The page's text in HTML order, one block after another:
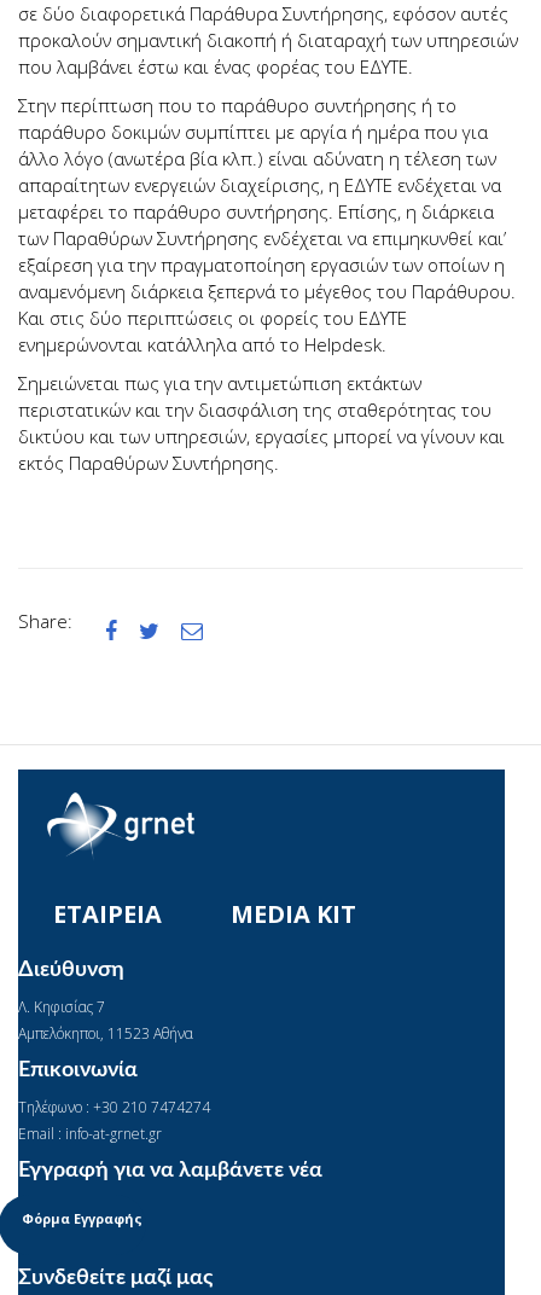
σε δύο διαφορετικά Παράθυρα Συντήρησης, εφόσον αυτές
προκαλούν σημαντική διακοπή ή διαταραχή των υπηρεσιών
που λαμβάνει έστω και ένας φορέας του ΕΔΥΤΕ.
Στην περίπτωση που το παράθυρο συντήρησης ή το
παράθυρο δοκιμών συμπίπτει με αργία ή ημέρα που για
άλλο λόγο (ανωτέρα βία κλπ.) είναι αδύνατη η τέλεση των
απαραίτητων ενεργειών διαχείρισης, η ΕΔΥΤΕ ενδέχεται να
μεταφέρει το παράθυρο συντήρησης. Επίσης, η διάρκεια
των Παραθύρων Συντήρησης ενδέχεται να επιμηκυνθεί και’
εξαίρεση για την πραγματοποίηση εργασιών των οποίων η
αναμενόμενη διάρκεια ξεπερνά το μέγεθος του Παράθυρου.
Και στις δύο περιπτώσεις οι φορείς του ΕΔΥΤΕ
ενημερώνονται κατάλληλα από το Helpdesk.
Σημειώνεται πως για την αντιμετώπιση εκτάκτων
περιστατικών και την διασφάλιση της σταθερότητας του
δικτύου και των υπηρεσιών, εργασίες μπορεί να γίνουν και
εκτός Παραθύρων Συντήρησης.
Share:   
ΕΤΑΙΡΕΙΑ MEDIA KIT
Διεύθυνση
Λ. Κηφισίας 7
Αμπελόκηποι, 11523 Αθήνα
Επικοινωνία
Τηλέφωνο : +30 210 7474274
Email : info-at-grnet.gr
Εγγραφή για να λαμβάνετε νέα
Φόρμα Εγγραφής
Συνδεθείτε μαζί μας